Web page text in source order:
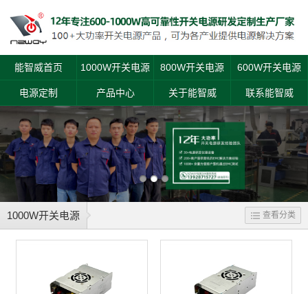
能智威首页 1000W开关电源 800W开关电源 600W开关电源
电源定制 产品中心 关于能智威 联系能智威
1000W开关电源 查看分类